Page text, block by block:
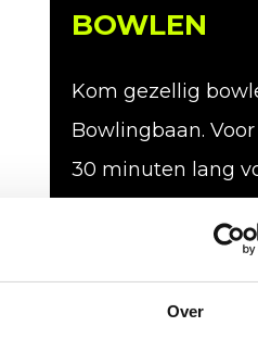
Over
BOWLEN
Kom gezellig
Bowlingbaan.
30 minuten lang
vrienden en/of
perfecte strike of
succes (en
gegarandeerd!